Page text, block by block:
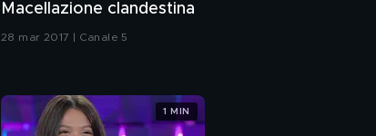
Macellazione clandestina
28 mar 2017 | Canale 5
1 MIN